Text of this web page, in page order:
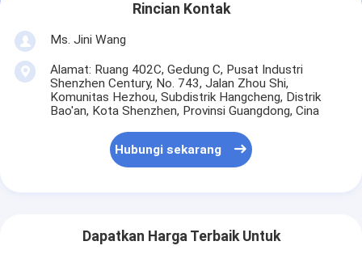
Rincian Kontak
Ms. Jini Wang
Alamat: Ruang 402C, Gedung C, Pusat Industri
Shenzhen Century, No. 743, Jalan Zhou Shi,
Komunitas Hezhou, Subdistrik Hangcheng, Distrik
Bao'an, Kota Shenzhen, Provinsi Guangdong, Cina
Hubungi sekarang
Dapatkan Harga Terbaik Untuk